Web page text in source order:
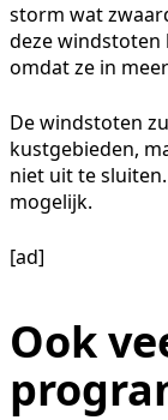
storm wat
deze windstoten
omdat ze in
De windstoten
kustgebieden,
niet uit te
mogelijk.
[ad]
Ook